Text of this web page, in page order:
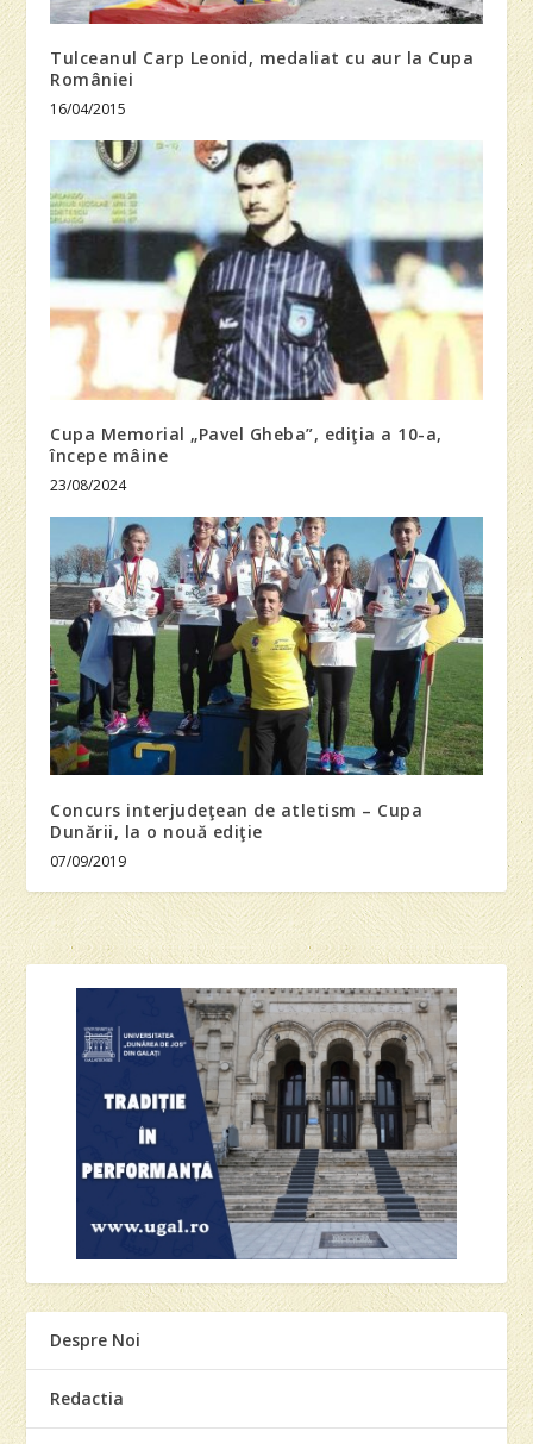
Tulceanul Carp Leonid, medaliat cu aur la Cupa
României
16/04/2015
Cupa Memorial „Pavel Gheba”, ediţia a 10-a,
începe mâine
23/08/2024
Concurs interjudeţean de atletism – Cupa
Dunării, la o nouă ediţie
07/09/2019
Despre Noi
Redactia